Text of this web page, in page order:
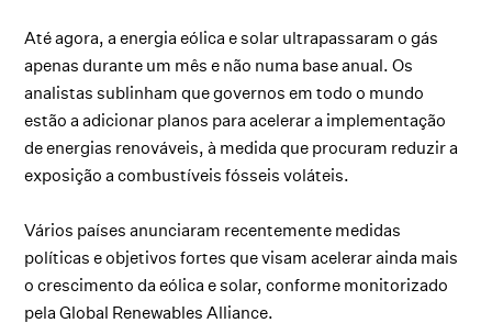
Até agora, a energia eólica e solar ultrapassaram o gás
apenas durante um mês e não numa base anual. Os
analistas sublinham que governos em todo o mundo
estão a adicionar planos para acelerar a implementação
de energias renováveis, à medida que procuram reduzir a
exposição a combustíveis fósseis voláteis.
Vários países anunciaram recentemente medidas
políticas e objetivos fortes que visam acelerar ainda mais
o crescimento da eólica e solar, conforme monitorizado
pela Global Renewables Alliance.